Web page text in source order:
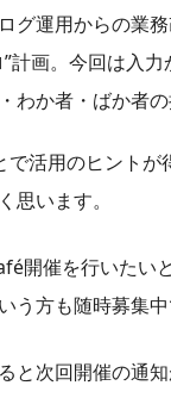
グ運用からの業
計画。今回は入力
か者・ばか者の
活用のヒントが
思います。
開催を行いたい
う方も随時募集
と次回開催の通